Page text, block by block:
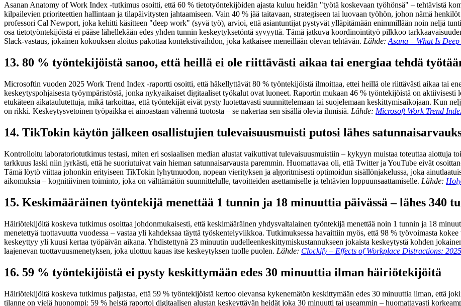
Asanan Anatomy of Work Index -tutkimus osoitti, että 60 % tietotyöntekijöiden ajasta kuluu heidän "työtä koskevaan työhönsä" – tehtävistä
kilpailevien prioriteettien hallintaan ja tilapäivitysten jahtaamiseen. Vain 40 % jää taitavaan, strategiseen tai luovaan työhön, johon nämä
professori Cal Newport, joka kehitti käsitteen "deep work" (syvä työ), arvioi, että asiantuntijat pystyvät ylläpitämään enimmillään noin neljä
osa tietotyöntekijöistä ei pääse lähellekään edes yhden tunnin keskeytyksetöntä syvyyttä. Tämä jatkuva koordinointityö pilkkoo
Slack-vastaus, jokainen kokouksen aloitus pakottaa kontekstivaihdon, joka katkaisee meneillään olevan tehtävän. Lähde: Asana – What Is
13. 80 % työntekijöistä sanoo, että heillä ei ole riittävästi aikaa tai energiaa tehdä
Microsoftin vuoden 2025 Work Trend Index -raportti osoitti, että häkellyttävät 80 % työntekijöistä ilmoittaa, ettei heillä ole riittävästi aikaa tai
keskeytyspohjaisesta työympäristöstä, jonka nykyaikaiset digitaaliset työkalut ovat luoneet. Raportin mukaan 46 % työntekijöistä on aktiivisesti
etukäteen aikataulutettuja, mikä tarkoittaa, että työntekijät eivät pysty luotettavasti suunnittelemaan tai suojelemaan keskittymisaikojaan. Kun
on rikki. Keskeytysvetoinen työpaikka ei ainoastaan vähennä tuotosta – se nakertaa sen sisällä olevia ihmisiä. Lähde: Microsoft Work Trend
14. TikTokin käytön jälkeen osallistujien tulevaisuusmuisti putosi lähes
Kontrolloitu laboratoriotutkimus testasi, miten eri sosiaalisen median alustat vaikuttivat tulevaisuusmuistiin – kykyyn muistaa toteuttaa aiottuja
tarkkuus laski niin jyrkästi, että he suoriutuivat vain hieman satunnaisarvausta paremmin. Huomattavaa oli, että Twitter ja YouTube eivät
Tämä löytö viittaa johonkin erityiseen TikTokin lyhytmuodon, nopean vierityksen ja algoritmisesti optimoidun sisällönjakelussa, joka
aikomuksia – kognitiivinen toiminto, joka on välttämätön suunnittelulle, tavoitteiden asettamiselle ja tehtävien loppuunsaattamiselle. Lähde:
15. Keskimääräinen työntekijä menettää 1 tunnin ja 18 minuuttia päivässä – lähes 340
Häiriötekijöitä koskeva tutkimus osoittaa johdonmukaisesti, että keskimääräinen yhdysvaltalainen työntekijä menettää noin 1 tunnin ja 18
menetettyä tuottavuutta vuodessa – vastaa yli kahdeksaa täyttä työskentelyviikkoa. Tutkimuksessa havaittiin myös, että 98 % työvoimasta
keskeyttyy yli kuusi kertaa työpäivän aikana. Yhdistettynä 23 minuutin uudelleenkeskittymiskustannukseen jokaista keskeytystä kohden
laajenevan tuottavuusmenetyksen, joka ulottuu kauas itse keskeytyksen tuolle puolen. Lähde: Clockify – Effects of Workplace Distractions:
16. 59 % työntekijöistä ei pysty keskittymään edes 30 minuuttia ilman häiriötekijöitä
Häiriötekijöitä koskeva tutkimus paljastaa, että 59 % työntekijöistä kertoo olevansa kykenemätön keskittymään edes 30 minuuttia ilman, että
tilanne on vielä huonompi: 59 % heistä raportoi digitaalisen alustan keskeyttävän heidät joka 30 minuutti tai useammin – huomattavasti